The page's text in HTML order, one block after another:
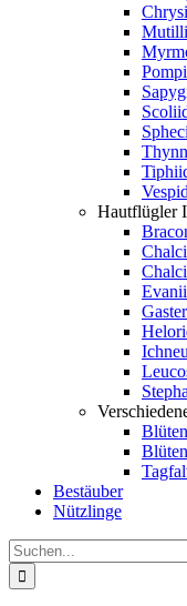
Hautflügler
Bestäuber
Nützlinge
Suche
nach: